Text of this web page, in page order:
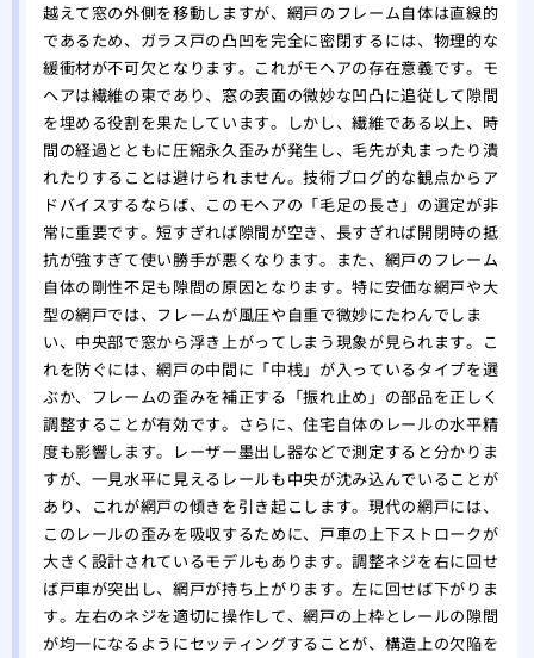
越えて窓の外側を移動しますが、網戸のフレーム自体は直線的
であるため、ガラス戸の凸凹を完全に密閉するには、物理的な
緩衝材が不可欠となります。これがモヘアの存在意義です。モ
ヘアは繊維の束であり、窓の表面の微妙な凹凸に追従して隙間
を埋める役割を果たしています。しかし、繊維である以上、時
間の経過とともに圧縮永久歪みが発生し、毛先が丸まったり潰
れたりすることは避けられません。技術ブログ的な観点からア
ドバイスするならば、このモヘアの「毛足の長さ」の選定が非
常に重要です。短すぎれば隙間が空き、長すぎれば開閉時の抵
抗が強すぎて使い勝手が悪くなります。また、網戸のフレーム
自体の剛性不足も隙間の原因となります。特に安価な網戸や大
型の網戸では、フレームが風圧や自重で微妙にたわんでしま
い、中央部で窓から浮き上がってしまう現象が見られます。こ
れを防ぐには、網戸の中間に「中桟」が入っているタイプを選
ぶか、フレームの歪みを補正する「振れ止め」の部品を正しく
調整することが有効です。さらに、住宅自体のレールの水平精
度も影響します。レーザー墨出し器などで測定すると分かりま
すが、一見水平に見えるレールも中央が沈み込んでいることが
あり、これが網戸の傾きを引き起こします。現代の網戸には、
このレールの歪みを吸収するために、戸車の上下ストロークが
大きく設計されているモデルもあります。調整ネジを右に回せ
ば戸車が突出し、網戸が持ち上がります。左に回せば下がりま
す。左右のネジを適切に操作して、網戸の上枠とレールの隙間
が均一になるようにセッティングすることが、構造上の欠陥を